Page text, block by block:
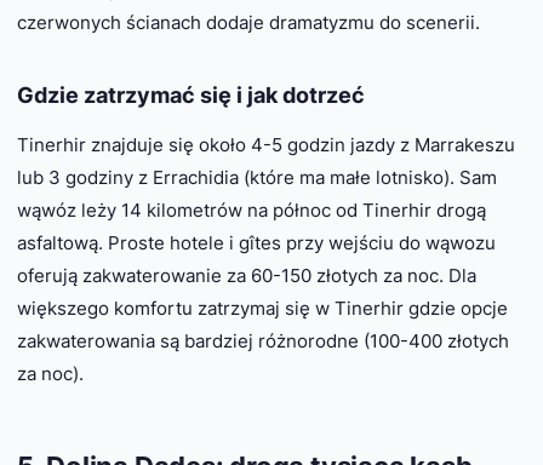
czerwonych ścianach dodaje dramatyzmu do scenerii.
Gdzie zatrzymać się i jak dotrzeć
Tinerhir znajduje się około 4-5 godzin jazdy z Marrakeszu
lub 3 godziny z Errachidia (które ma małe lotnisko). Sam
wąwóz leży 14 kilometrów na północ od Tinerhir drogą
asfaltową. Proste hotele i gîtes przy wejściu do wąwozu
oferują zakwaterowanie za 60-150 złotych za noc. Dla
większego komfortu zatrzymaj się w Tinerhir gdzie opcje
zakwaterowania są bardziej różnorodne (100-400 złotych
za noc).